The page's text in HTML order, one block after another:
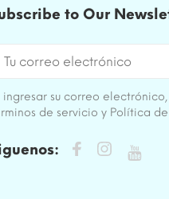
to Our
ingresar su correo
de servicio y Política